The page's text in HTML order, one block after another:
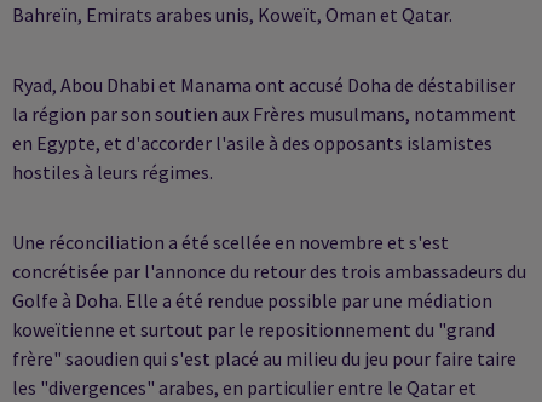
Bahreïn, Emirats arabes unis, Koweït, Oman et Qatar.
Ryad, Abou Dhabi et Manama ont accusé Doha de déstabiliser
la région par son soutien aux Frères musulmans, notamment
en Egypte, et d'accorder l'asile à des opposants islamistes
hostiles à leurs régimes.
Une réconciliation a été scellée en novembre et s'est
concrétisée par l'annonce du retour des trois ambassadeurs du
Golfe à Doha. Elle a été rendue possible par une médiation
koweïtienne et surtout par le repositionnement du "grand
frère" saoudien qui s'est placé au milieu du jeu pour faire taire
les "divergences" arabes, en particulier entre le Qatar et